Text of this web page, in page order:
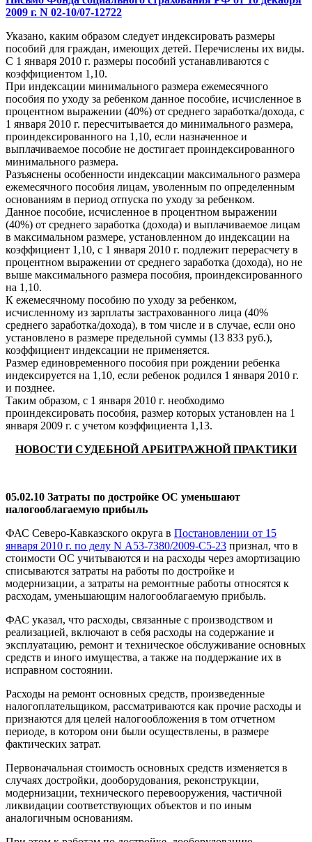
2009 г. N 02-10/07-12722
Указано, каким образом следует индексировать размеры
пособий для граждан, имеющих детей. Перечислены их виды.
С 1 января 2010 г. размеры пособий устанавливаются с
коэффициентом 1,10.
При индексации минимального размера ежемесячного
пособия по уходу за ребенком данное пособие, исчисленное в
процентном выражении (40%) от среднего заработка/дохода, с
1 января 2010 г. пересчитывается до минимального размера,
проиндексированного на 1,10, если назначенное и
выплачиваемое пособие не достигает проиндексированного
минимального размера.
Разъяснены особенности индексации максимального размера
ежемесячного пособия лицам, уволенным по определенным
основаниям в период отпуска по уходу за ребенком.
Данное пособие, исчисленное в процентном выражении
(40%) от среднего заработка (дохода) и выплачиваемое лицам
в максимальном размере, установленном до индексации на
коэффициент 1,10, с 1 января 2010 г. подлежит перерасчету в
процентном выражении от среднего заработка (дохода), но не
выше максимального размера пособия, проиндексированного
на 1,10.
К ежемесячному пособию по уходу за ребенком,
исчисленному из зарплаты застрахованного лица (40%
среднего заработка/дохода), в том числе и в случае, если оно
установлено в размере предельной суммы (13 833 руб.),
коэффициент индексации не применяется.
Размер единовременного пособия при рождении ребенка
индексируется на 1,10, если ребенок родился 1 января 2010 г.
и позднее.
Таким образом, с 1 января 2010 г. необходимо
проиндексировать пособия, размер которых установлен на 1
января 2009 г. с учетом коэффициента 1,13.
НОВОСТИ СУДЕБНОЙ АРБИТРАЖНОЙ ПРАКТИКИ
05.02.10 Затраты по достройке ОС уменьшают
налогооблагаемую прибыль
ФАС Северо-Кавказского округа в Постановлении от 15
января 2010 г. по делу N А53-7380/2009-С5-23 признал, что в
стоимости ОС учитываются и на расходы через амортизацию
списываются затраты на работы по достройке и
модернизации, а затраты на ремонтные работы относятся к
расходам, уменьшающим налогооблагаемую прибыль.
ФАС указал, что расходы, связанные с производством и
реализацией, включают в себя расходы на содержание и
эксплуатацию, ремонт и техническое обслуживание основных
средств и иного имущества, а также на поддержание их в
исправном состоянии.
Расходы на ремонт основных средств, произведенные
налогоплательщиком, рассматриваются как прочие расходы и
признаются для целей налогообложения в том отчетном
периоде, в котором они были осуществлены, в размере
фактических затрат.
Первоначальная стоимость основных средств изменяется в
случаях достройки, дооборудования, реконструкции,
модернизации, технического перевооружения, частичной
ликвидации соответствующих объектов и по иным
аналогичным основаниям.